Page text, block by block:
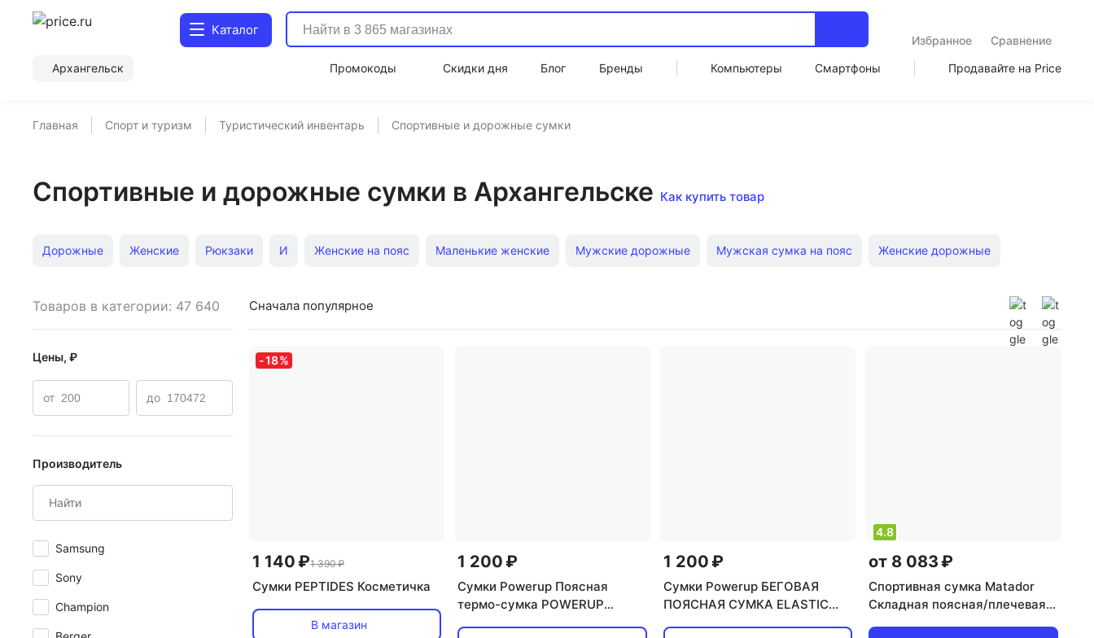
Каталог
Избранное
Сравнение
Архангельск
Промокоды Скидки дня Блог Бренды Компьютеры Смартфоны Продавайте на Price
Главная Спорт и туризм Туристический инвентарь Спортивные и дорожные сумки
Спортивные и дорожные сумки в Архангельске Как купить товар
Дорожные Женские Рюкзаки И Женские на пояс Маленькие женские Мужские дорожные Мужская сумка на пояс Женские дорожные
Дорожные больших размеров Спортивные и Недорогие спортивные и дорожные Дорожные Guess
Товаров в категории: 47 640
Цены, ₽
от до
Производитель
Samsung
Sony
Champion
Сначала популярное
-18%
1 140 ₽1 390 ₽
Сумки PEPTIDES Косметичка
В магазин
1 200 ₽
Сумки Powerup Поясная
термо-сумка POWERUP
1 200 ₽
Сумки Powerup БЕГОВАЯ
ПОЯСНАЯ СУМКА ELASTIC
4.8
от 8 083 ₽
Спортивная сумка Matador
Складная поясная/плечевая